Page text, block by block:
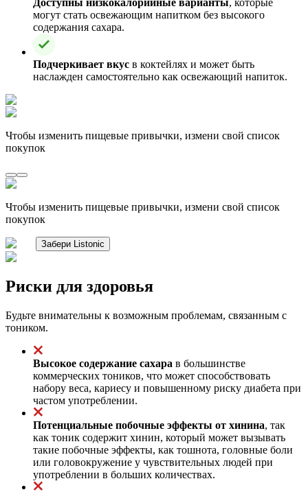
могут стать освежающим напитком без высокого
содержания сахара.
Подчеркивает вкус в коктейлях и может быть
наслажден самостоятельно как освежающий напиток.
Чтобы изменить пищевые привычки, измени свой список
покупок
Чтобы изменить пищевые привычки, измени свой список
покупок
Забери Listonic
Риски для здоровья
Будьте внимательны к возможным проблемам, связанным с
тоником.
Высокое содержание сахара в большинстве
коммерческих тоников, что может способствовать
набору веса, кариесу и повышенному риску диабета при
частом употреблении.
Потенциальные побочные эффекты от хинина, так
как тоник содержит хинин, который может вызывать
такие побочные эффекты, как тошнота, головные боли
или головокружение у чувствительных людей при
употреблении в больших количествах.